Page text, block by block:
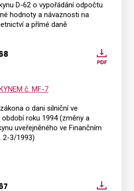
D-62 o vypořádání odpočtu
hodnoty a návaznosti na
a přímé daně
č. MF-7
o dani silniční ve
roku 1994 (změny a
uveřejněného ve Finančním
2-3/1993)